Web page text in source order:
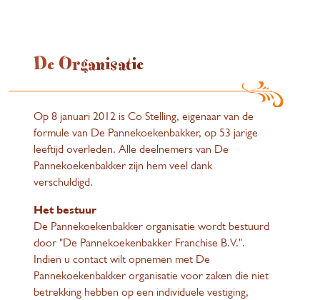
De Organisatie
Op 8 januari 2012 is Co Stelling, eigenaar van de
formule van De Pannekoekenbakker, op 53 jarige
leeftijd overleden. Alle deelnemers van De
Pannekoekenbakker zijn hem veel dank
verschuldigd.
Het bestuur
De Pannekoekenbakker organisatie wordt bestuurd
door "De Pannekoekenbakker Franchise B.V.".
Indien u contact wilt opnemen met De
Pannekoekenbakker organisatie voor zaken die niet
betrekking hebben op een individuele vestiging,